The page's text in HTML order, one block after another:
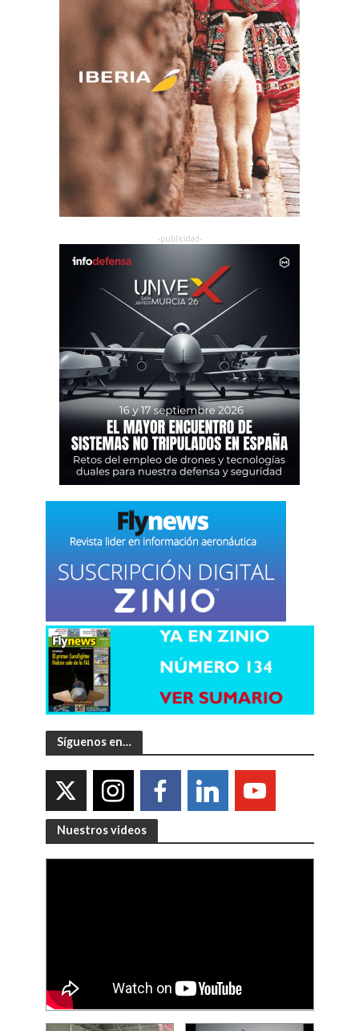
Síguenos en…
Nuestros videos